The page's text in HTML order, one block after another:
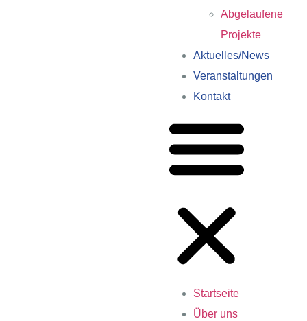
Abgelaufene
Projekte
Aktuelles/News
Veranstaltungen
Kontakt
Startseite
Über uns